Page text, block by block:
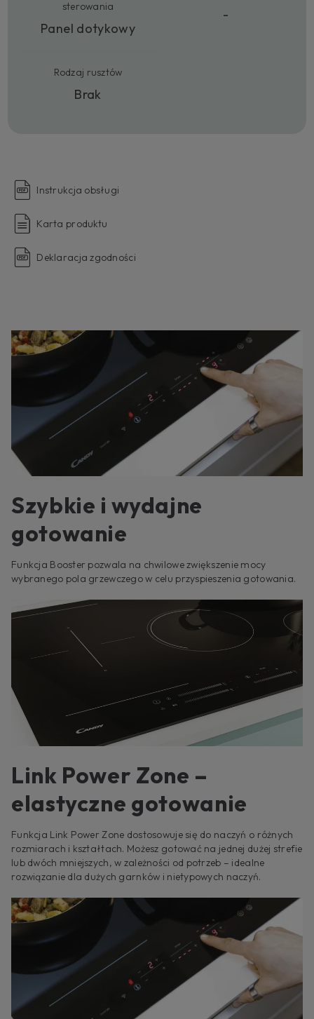
sterowania
Panel dotykowy
-
Rodzaj rusztów
Brak
Instrukcja obsługi
Karta produktu
Deklaracja zgodności
Szybkie i wydajne
gotowanie
Funkcja Booster pozwala na chwilowe zwiększenie mocy
wybranego pola grzewczego w celu przyspieszenia gotowania.
Link Power Zone –
elastyczne gotowanie
Funkcja Link Power Zone dostosowuje się do naczyń o różnych
rozmiarach i kształtach. Możesz gotować na jednej dużej strefie
lub dwóch mniejszych, w zależności od potrzeb – idealne
rozwiązanie dla dużych garnków i nietypowych naczyń.